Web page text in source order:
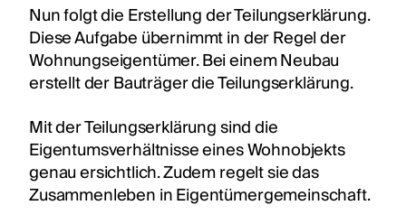
Nun folgt die Erstellung der Teilungserklärung.
Diese Aufgabe übernimmt in der Regel der
Wohnungseigentümer. Bei einem Neubau
erstellt der Bauträger die Teilungserklärung.
Mit der Teilungserklärung sind die
Eigentumsverhältnisse eines Wohnobjekts
genau ersichtlich. Zudem regelt sie das
Zusammenleben in Eigentümergemeinschaft.